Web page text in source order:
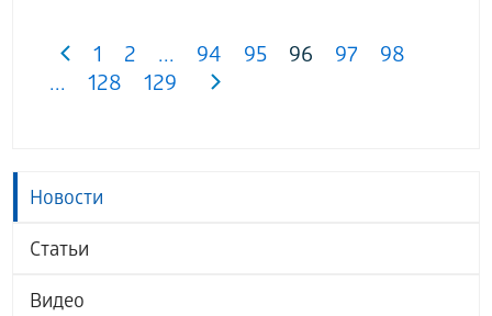
Новости
Статьи
Видео
1 2 ... 94 95 96 97
98
...
128 129